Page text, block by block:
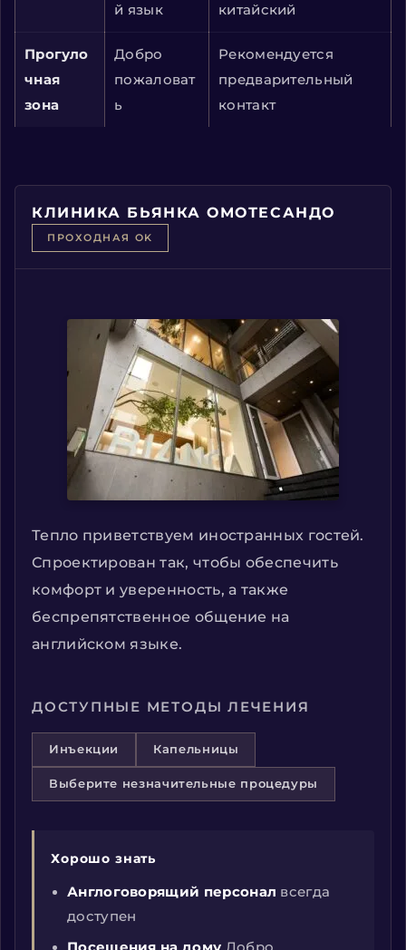
й язык
китайский
Прогуло
чная
зона
Добро
пожаловат
ь
Рекомендуется
предварительный
контакт
КЛИНИКА БЬЯНКА ОМОТЕСАНДО
ПРОХОДНАЯ OK
Тепло приветствуем иностранных гостей.
Спроектирован так, чтобы обеспечить
комфорт и уверенность, а также
беспрепятственное общение на
английском языке.
ДОСТУПНЫЕ МЕТОДЫ ЛЕЧЕНИЯ
Инъекции Капельницы
Выберите незначительные процедуры
Хорошо знать
Англоговорящий персонал всегда
доступен